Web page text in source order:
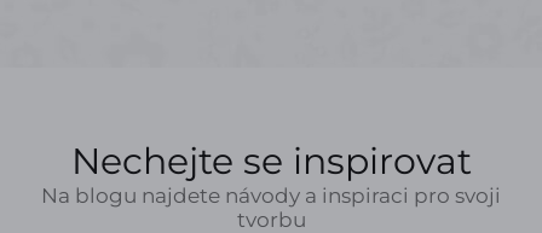
Nechejte se inspirovat
Na blogu najdete návody a inspiraci pro svoji
tvorbu